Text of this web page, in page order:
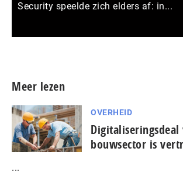
Security speelde zich elders af: in...
Meer lezen
OVERHEID
bouwsector is
...